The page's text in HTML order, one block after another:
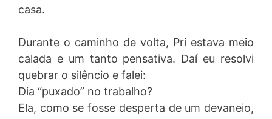
casa.
Durante o caminho de volta, Pri estava meio
calada e um tanto pensativa. Daí eu resolvi
quebrar o silêncio e falei:
Dia “puxado” no trabalho?
Ela, como se fosse desperta de um devaneio,